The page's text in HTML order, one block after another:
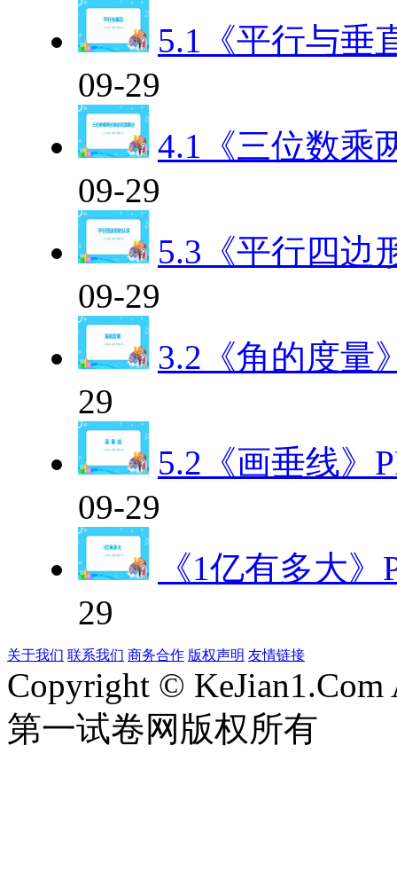
5.1《平行与垂
09-29
4.1《三位数乘
09-29
5.3《平行四边
09-29
3.2《角的度量
29
5.2《画垂线》
09-29
《1亿有多大》
29
关于我们 联系我们 商务合作 版权声明 友情链接
Copyright © KeJian1.Com
第一试卷网版权所有